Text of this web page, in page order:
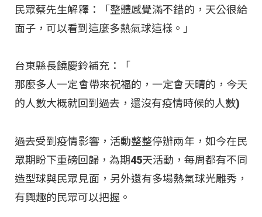
民眾蔡先生解釋：「整體感覺滿不錯的，天公很給
面子，可以看到這麼多熱氣球這樣。」
台東縣長饒慶鈴補充：「
那麼多人一定會帶來祝福的，一定會天晴的，今天
的人數大概就回到過去，還沒有疫情時候的人數)
過去受到疫情影響，活動整整停辦兩年，如今在民
眾期盼下重磅回歸，為期45天活動，每周都有不同
造型球與民眾見面，另外還有多場熱氣球光雕秀，
有興趣的民眾可以把握。